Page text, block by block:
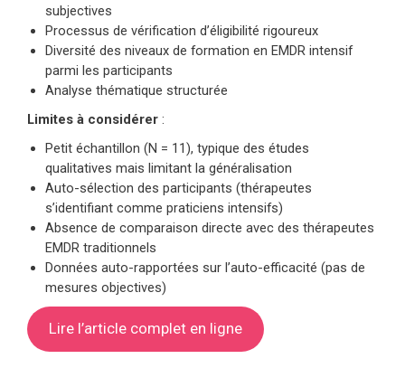
subjectives
Processus de vérification d’éligibilité rigoureux
Diversité des niveaux de formation en EMDR intensif
parmi les participants
Analyse thématique structurée
Limites à considérer :
Petit échantillon (N = 11), typique des études
qualitatives mais limitant la généralisation
Auto-sélection des participants (thérapeutes
s’identifiant comme praticiens intensifs)
Absence de comparaison directe avec des thérapeutes
EMDR traditionnels
Données auto-rapportées sur l’auto-efficacité (pas de
mesures objectives)
Lire l’article complet en ligne